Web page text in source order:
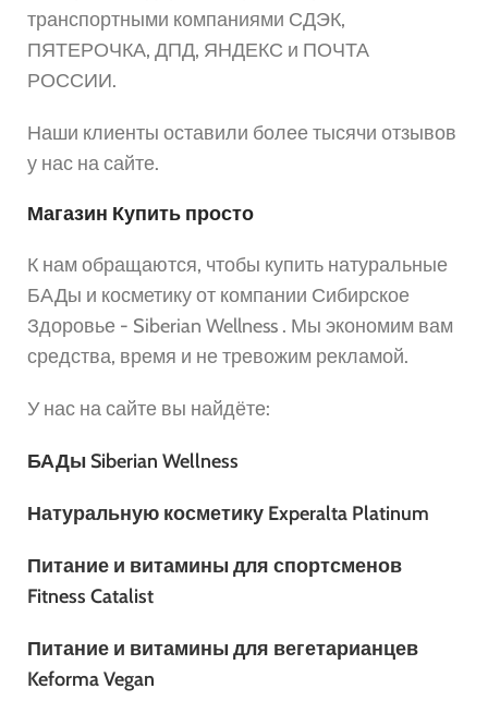
транспортными компаниями СДЭК,
ПЯТЕРОЧКА, ДПД, ЯНДЕКС и ПОЧТА
РОССИИ.
Наши клиенты оставили более тысячи отзывов
у нас на сайте.
Магазин Купить просто
К нам обращаются, чтобы купить натуральные
БАДы и косметику от компании Сибирское
Здоровье - Siberian Wellness . Мы экономим вам
средства, время и не тревожим рекламой.
У нас на сайте вы найдёте:
БАДы Siberian Wellness
Натуральную косметику Experalta Platinum
Питание и витамины для спортсменов
Fitness Catalist
Питание и витамины для вегетарианцев
Keforma Vegan